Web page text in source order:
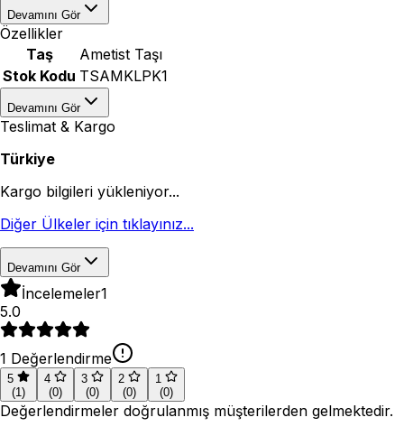
Devamını Gör
Özellikler
Taş
Ametist Taşı
Stok Kodu TSAMKLPK1
Devamını Gör
Teslimat & Kargo
Türkiye
Kargo bilgileri yükleniyor...
Diğer Ülkeler için tıklayınız...
Devamını Gör
İncelemeler1
5.0
1 Değerlendirme
5
(1)
4
(0)
3
(0)
2
(0)
1
(0)
Değerlendirmeler doğrulanmış müşterilerden gelmektedir.